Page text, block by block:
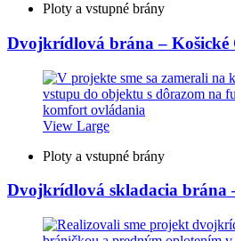
Ploty a vstupné brány
Dvojkrídlová brána – Košické
View Large
Ploty a vstupné brány
Dvojkrídlová skladacia brána